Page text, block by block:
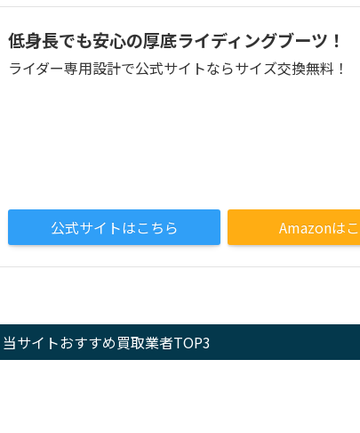
低身長でも安心の厚底ライディングブーツ！
ライダー専用設計で公式サイトならサイズ交換無料！
公式サイトはこちら Amazonは
当サイトおすすめ買取業者TOP3